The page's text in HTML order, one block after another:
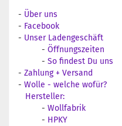
- Über uns
- Facebook
- Unser Ladengeschäft
- Öffnungszeiten
- So findest Du uns
- Zahlung + Versand
- Wolle - welche wofür?
Hersteller:
- Wollfabrik
- HPKY